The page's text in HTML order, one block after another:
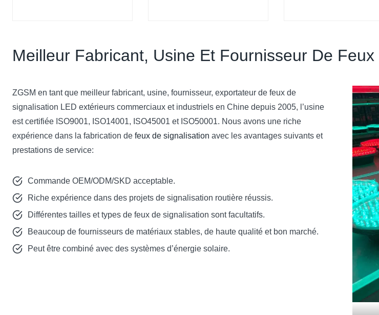
Meilleur Fabricant, Usine Et Fournisseur De
ZGSM en tant que meilleur fabricant, usine, fournisseur, exportateur de feux de
signalisation LED extérieurs commerciaux et industriels en Chine depuis 2005, l’usine
est certifiée ISO9001, ISO14001, ISO45001 et ISO50001. Nous avons une riche
expérience dans la fabrication de feux de signalisation avec les avantages suivants et
prestations de service:
Commande OEM/ODM/SKD acceptable.
Riche expérience dans des projets de signalisation routière réussis.
Différentes tailles et types de feux de signalisation sont facultatifs.
Beaucoup de fournisseurs de matériaux stables, de haute qualité et bon marché.
Peut être combiné avec des systèmes d’énergie solaire.